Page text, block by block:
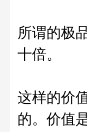
所谓的极
十倍。
这样的价
的。价值